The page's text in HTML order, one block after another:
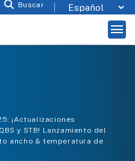
Buscar
¡Actualizaciones
y STB! Lanzamiento del
ancho & temperatura de